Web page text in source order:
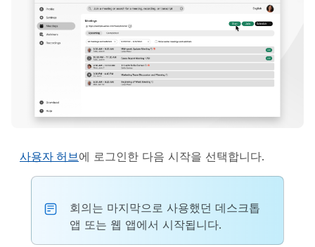
사용자 허브에 로그인한 다음 시작을 선택합니다.
회의는 마지막으로 사용했던 데스크톱
앱 또는 웹 앱에서 시작됩니다.